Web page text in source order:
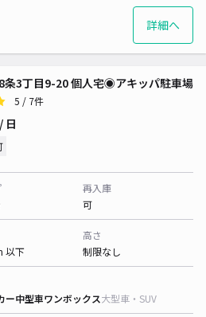
詳細へ
条3丁目9-20 個人宅◉アキッパ駐車場
5 / 7件
/ 日
再入庫
可
以下
高さ
制限なし
ー中型車ワンボックス大型車・SUV